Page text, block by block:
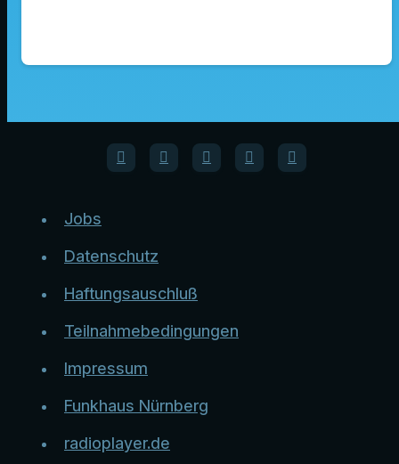
Jobs
Datenschutz
Haftungsauschluß
Teilnahmebedingungen
Impressum
Funkhaus Nürnberg
radioplayer.de